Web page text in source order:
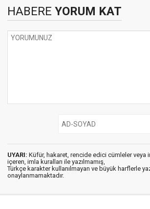
HABERE YORUM KAT
UYARI: Küfür, hakaret, rencide edici cümleler veya
içeren, imla kuralları ile yazılmamış,
Türkçe karakter kullanılmayan ve büyük harflerle
onaylanmamaktadır.